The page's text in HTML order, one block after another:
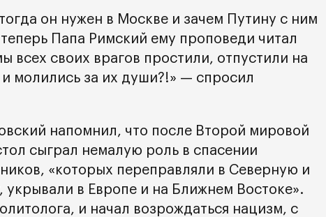
он нужен в Москве и зачем Путину с ним
Папа Римский ему проповеди читал
всех своих врагов простили, отпустили на
молились за их души?!» — спросил
напомнил, что после Второй мировой
сыграл немалую роль в спасении
«которых переправляли в Северную и
в Европе и на Ближнем Востоке».
и начал возрождаться нацизм, с